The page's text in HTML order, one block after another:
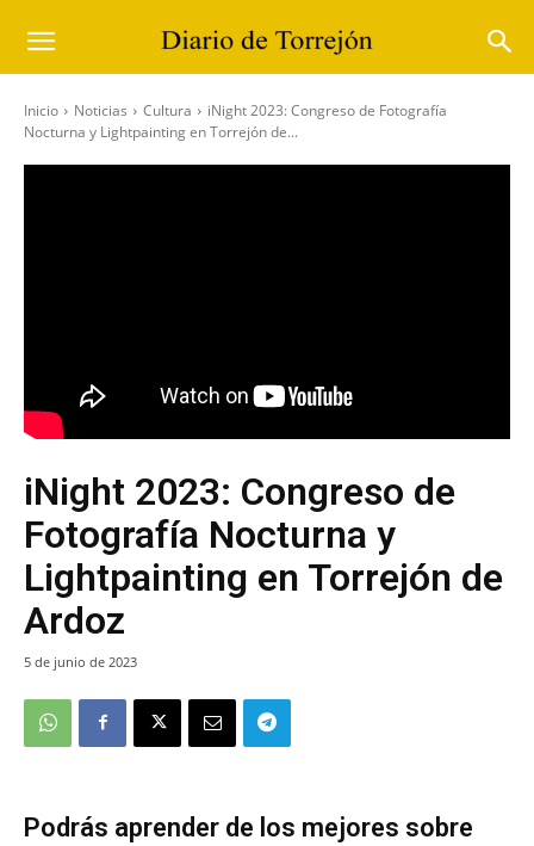
Inicio Noticias Cultura
iNight 2023: Congreso de Fotografía
Nocturna y Lightpainting en Torrejón de...
iNight 2023: Congreso de
Fotografía Nocturna y
Lightpainting en Torrejón de
Ardoz
5 de junio de 2023
Podrás aprender de los mejores sobre